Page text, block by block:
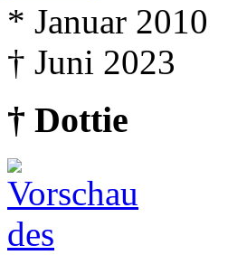
* Januar 2010
† Juni 2023
† Dottie